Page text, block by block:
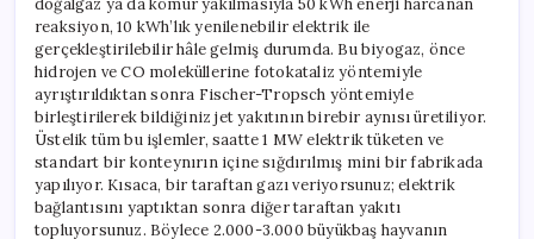
doğalgaz ya da kömür yakılmasıyla 50 kWh enerji harcanan
reaksiyon, 10 kWh’lık yenilenebilir elektrik ile
gerçekleştirilebilir hâle gelmiş durumda. Bu biyogaz, önce
hidrojen ve CO moleküllerine fotokataliz yöntemiyle
ayrıştırıldıktan sonra Fischer-Tropsch yöntemiyle
birleştirilerek bildiğiniz jet yakıtının birebir aynısı üretiliyor.
Üstelik tüm bu işlemler, saatte 1 MW elektrik tüketen ve
standart bir konteynırın içine sığdırılmış mini bir fabrikada
yapılıyor. Kısaca, bir taraftan gazı veriyorsunuz; elektrik
bağlantısını yaptıktan sonra diğer taraftan yakıtı
topluyorsunuz. Böylece 2.000-3.000 büyükbaş hayvanın